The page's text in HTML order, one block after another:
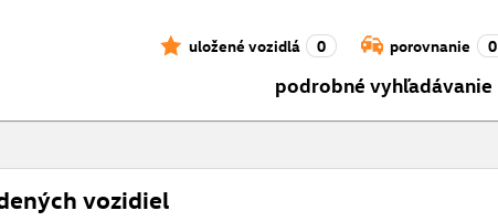
uložené vozidlá 0 porovnanie 0
podrobné vyhľadávanie
vozidiel